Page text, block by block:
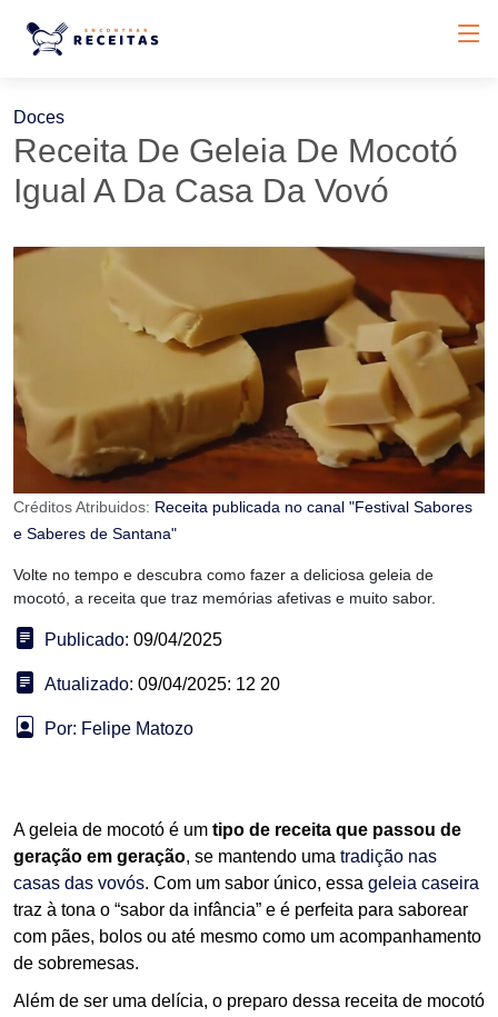
Doces
Receita De Geleia De Mocotó
Igual A Da Casa Da Vovó
Créditos Atribuidos: Receita publicada no canal "Festival Sabores
e Saberes de Santana"
Volte no tempo e descubra como fazer a deliciosa geleia de
mocotó, a receita que traz memórias afetivas e muito sabor.
Publicado: 09/04/2025
Atualizado: 09/04/2025: 12 20
Por: Felipe Matozo
A geleia de mocotó é um tipo de receita que passou de
geração em geração, se mantendo uma tradição nas
casas das vovós. Com um sabor único, essa geleia caseira
traz à tona o “sabor da infância” e é perfeita para saborear
com pães, bolos ou até mesmo como um acompanhamento
de sobremesas.
Além de ser uma delícia, o preparo dessa receita de mocotó